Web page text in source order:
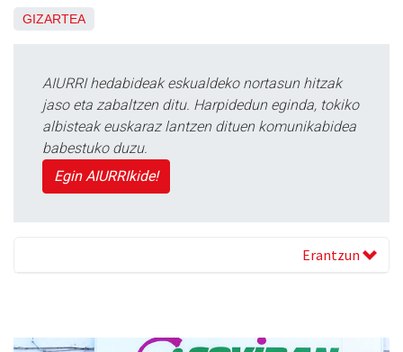
GIZARTEA
AIURRI hedabideak eskualdeko nortasun hitzak
jaso eta zabaltzen ditu. Harpidedun eginda, tokiko
albisteak euskaraz lantzen dituen komunikabidea
babestuko duzu.
Egin AIURRIkide!
Erantzun